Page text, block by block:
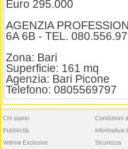
Euro 295.000
AGENZIA
6A 6B - TEL.
Zona: Bari
Superficie: 161 mq
Agenzia: Bari Picone
Telefono: 0805569797
Chi siamo
Pubblicità
Vetrine Exclusive
Condizioni
Informativa
Sicurezza